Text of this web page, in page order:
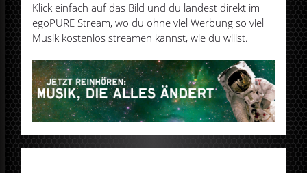
Klick einfach auf das Bild und du landest direkt im
egoPURE Stream, wo du ohne viel Werbung so viel
Musik kostenlos streamen kannst, wie du willst.